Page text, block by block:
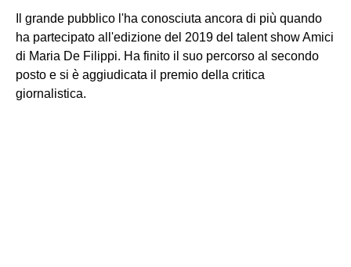
Il grande pubblico l'ha conosciuta ancora di più quando
ha partecipato all'edizione del 2019 del talent show Amici
di Maria De Filippi. Ha finito il suo percorso al secondo
posto e si è aggiudicata il premio della critica
giornalistica.